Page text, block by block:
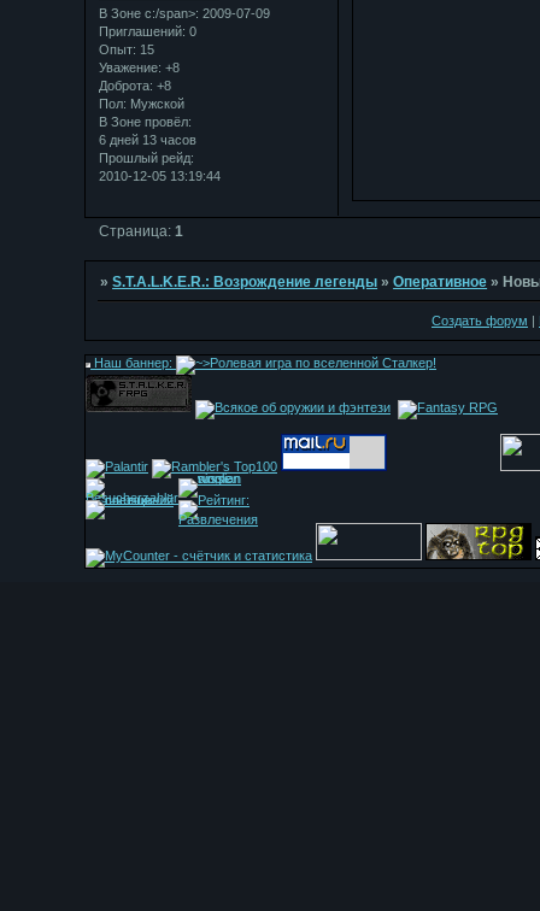
В Зоне с:/span>: 2009-07-09
Приглашений: 0
Опыт: 15
Уважение: +8
Доброта: +8
Пол: Мужской
В Зоне провёл:
6 дней 13 часов
Прошлый рейд:
2010-12-05 13:19:44
Страница:1
»S.T.A.L.K.E.R.: Возрождение легенды »Оперативное »
Создать форум |
Наш баннер: